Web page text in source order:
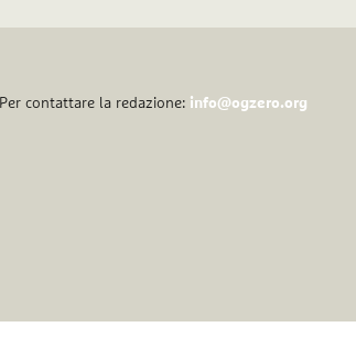
Per contattare la redazione: info@ogzero.org